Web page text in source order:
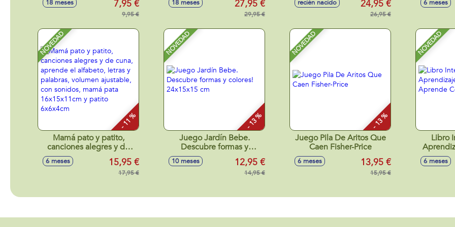
surtidos
18 meses 7,95 €
9,95 €
23x22x22cm
18 meses 27,95 €
29,95 €
ajustable con sonidos
recién nacido 24,95 €
26,95 €
6 meses
NOVEDAD
- 11 %
Mamá pato y patito,
canciones alegres y de
cuna, aprende el alfabeto,
letras y palabras, volumen
ajustable, con sonidos,
6 meses 15,95 €
17,95 €
NOVEDAD
- 13 %
Juego Jardín Bebe.
Descubre formas y
colores! 24x15x15 cm
10 meses 12,95 €
14,95 €
NOVEDAD
- 13 %
Juego Pila De Aritos Que
Caen Fisher-Price
6 meses 13,95 €
15,95 €
NOVEDAD
Libro
Ríe Y
6 meses